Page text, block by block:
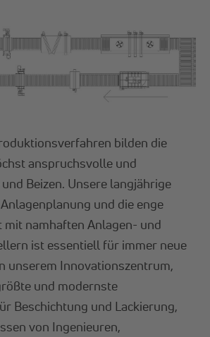
bilden die
anspruchsvolle und
Beizen. Unsere langjährige
und die enge
mit namhaften Anlagen- und
ist essentiell für immer neue
unserem Innovationszentrum,
und modernste
Beschichtung und Lackierung,
von Ingenieuren,